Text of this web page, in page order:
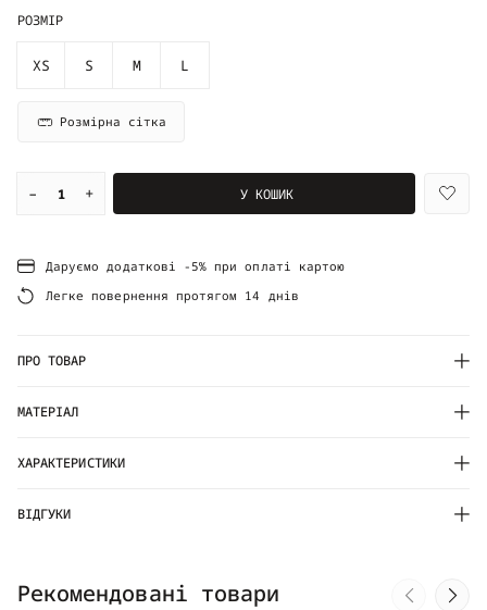
РОЗМІР
XS S M L
Розмірна сітка
– + У КОШИК
Даруємо додаткові -5% при оплаті картою
Легке повернення протягом 14 днів
ПРО ТОВАР
МАТЕРІАЛ
ХАРАКТЕРИСТИКИ
ВІДГУКИ
Рекомендовані товари